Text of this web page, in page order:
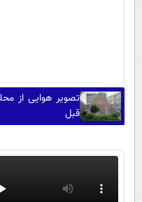
تصویر هوایی از
قبل